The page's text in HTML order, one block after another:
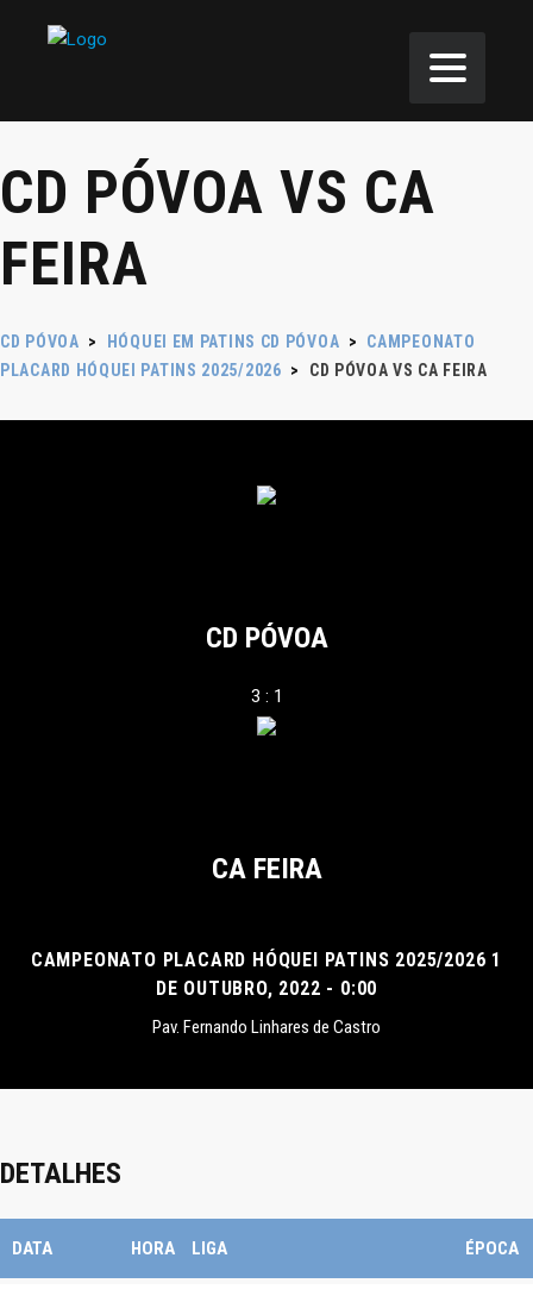
CD PÓVOA VS CA
FEIRA
CD PÓVOA > HÓQUEI EM PATINS CD PÓVOA >
CAMPEONATO
PLACARD HÓQUEI PATINS 2025/2026 > CD PÓVOA VS CA FEIRA
CD PÓVOA
3 : 1
CA FEIRA
CAMPEONATO PLACARD HÓQUEI PATINS 2025/2026 1
DE OUTUBRO, 2022 - 0:00
Pav. Fernando Linhares de Castro
DETALHES
DATA HORA LIGA ÉPOCA